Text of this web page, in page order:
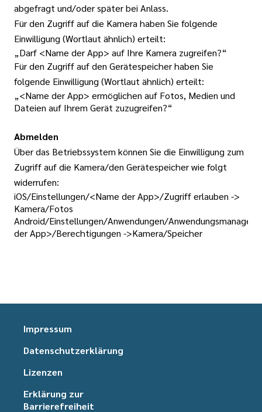
abgefragt und/oder später bei Anlass.
Für den Zugriff auf die Kamera haben Sie folgende
Einwilligung (Wortlaut ähnlich) erteilt:
„Darf <Name der App> auf Ihre Kamera zugreifen?“
Für den Zugriff auf den Gerätespeicher haben Sie
folgende Einwilligung (Wortlaut ähnlich) erteilt:
„<Name der App> ermöglichen auf Fotos, Medien und
Dateien auf Ihrem Gerät zuzugreifen?“
Abmelden
Über das Betriebssystem können Sie die Einwilligung zum
Zugriff auf die Kamera/den Gerätespeicher wie folgt
widerrufen:
iOS/Einstellungen/<Name der App>/Zugriff erlauben ->
Kamera/Fotos
Android/Einstellungen/Anwendungen/Anwendungsmanager/
der App>/Berechtigungen ->Kamera/Speicher
Impressum
Datenschutzerklärung
Lizenzen
Erklärung zur
Barrierefreiheit